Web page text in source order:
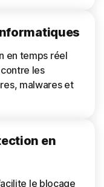
en temps réel
les
malwares et
en
le blocage